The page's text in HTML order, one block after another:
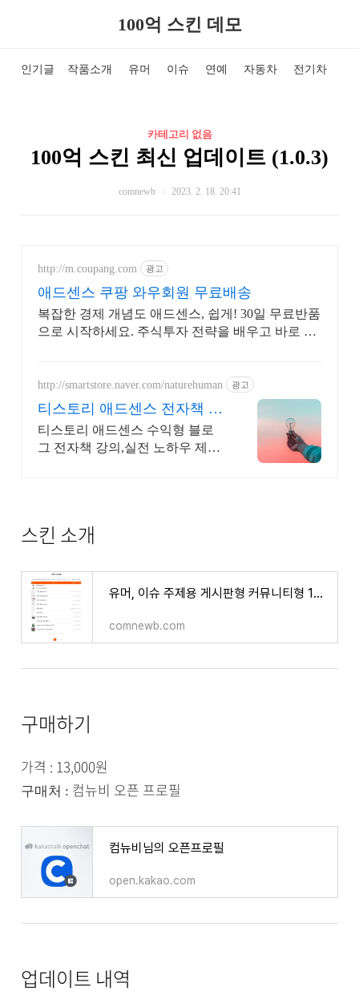
100억 스킨 데모
인기글 작품소개 유머 이슈 연예 자동차 전기차
카테고리 없음
100억 스킨 최신 업데이트 (1.0.3)
comnewb 2023. 2. 18. 20:41
http://m.coupang.com 광고
애드센스 쿠팡 와우회원 무료배송
복잡한 경제 개념도 애드센스, 쉽게! 30일 무료반품
으로 시작하세요. 주식투자 전략을 배우고 바로 실
http://smartstore.naver.com/naturehuman 광고
티스토리 애드센스 전자책 월
100만원 고정 수익발생!
티스토리 애드센스 수익형 블로
그 전자책 강의,실전 노하우 제공,
스킨 소개
유머, 이슈 주제용 게시판형 커뮤니티형 100억 스킨 출시
comnewb.com
구매하기
가격 : 13,000원
구매처 : 컴뉴비 오픈 프로필
컴뉴비님의 오픈프로필
open.kakao.com
업데이트 내역